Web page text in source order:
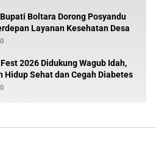
Boltara Dorong Posyandu
Layanan Kesehatan Desa
0
2026 Didukung Wagub Idah,
Hidup Sehat dan Cegah Diabetes
0